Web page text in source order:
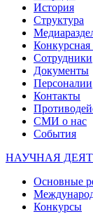
История
Структура
Конкурсная
Сотрудники
Документы
Персоналии
Контакты
СМИ о нас
События
НАУЧНАЯ
Основные
Конкурсы